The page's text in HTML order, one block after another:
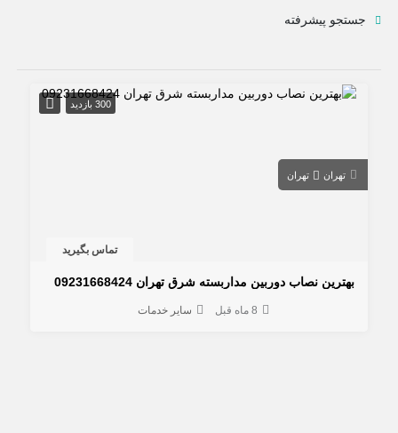
جستجو پیشرفته
300 بازدید
تهران تهران
تماس بگیرید
بهترین نصاب دوربین مداربسته شرق تهران 09231668424
8 ماه قبل سایر خدمات